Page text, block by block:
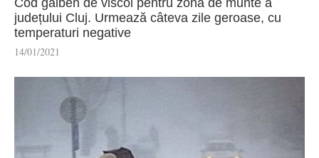
Cod galben de viscol pentru zona de munte a
județului Cluj. Urmează câteva zile geroase, cu
temperaturi negative
14/01/2021